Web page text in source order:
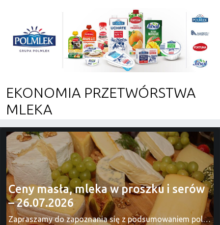
EKONOMIA PRZETWÓRSTWA
MLEKA
Ceny masła, mleka w proszku i serów
– 26.07.2026
Zapraszamy do zapoznania się z podsumowaniem polskiego rynku produktów mleczarskich